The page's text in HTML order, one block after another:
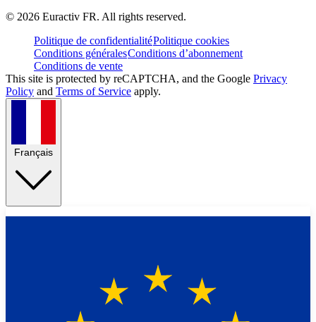
© 2026 Euractiv FR. All rights reserved.
Politique de confidentialitéPolitique cookies
Conditions généralesConditions d’abonnement
Conditions de vente
This site is protected by reCAPTCHA, and the Google Privacy
Policy and Terms of Service apply.
Français